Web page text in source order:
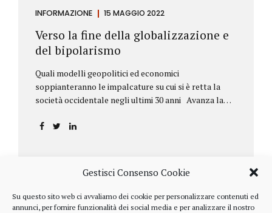
Gestisci Consenso Cookie
Su questo sito web ci avvaliamo dei cookie per personalizzare contenuti ed
annunci, per fornire funzionalità dei social media e per analizzare il nostro
INFORMAZIONE 15 MAGGIO 2022
Verso la fine della globalizzazione e
del bipolarismo
Quali modelli geopolitici ed economici
soppianteranno le impalcature su cui si è retta la
società occidentale negli ultimi 30 anni Avanza la
aprile ha fatto parecchio discutere il discorso che
una lettera annuale che Fink ha inviato agli
investitori, nella quale fa il punto sulla situazione
geopolitica ed economica globale, accompagnata da
alcune considerazioni sui profitti generati dalle